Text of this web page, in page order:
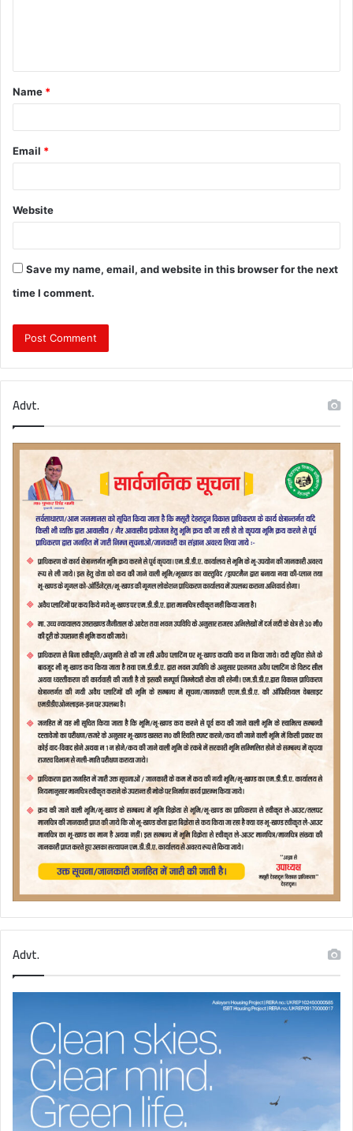
t
*
Name *
Email *
Website
Save my name, email, and website in this browser for the next
time I comment.
Advt.
Advt.